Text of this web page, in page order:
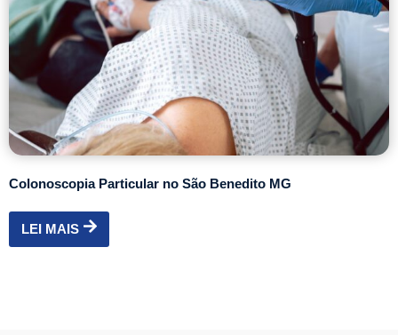
Colonoscopia Particular no São Benedito MG
LEI MAIS